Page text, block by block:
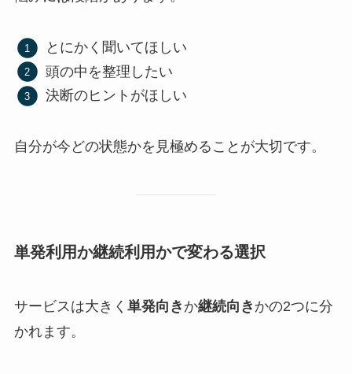
とにかく聞いてほしい
頭の中を整理したい
決断のヒントがほしい
自分が今どの状態かを見極めることが大切です。
単発利用か継続利用かで変わる選択
サービスは大きく 単発向き か継続向き かの2つに分
かれます。